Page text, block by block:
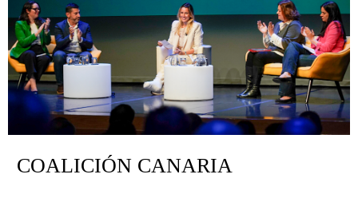
COALICIÓN CANARIA